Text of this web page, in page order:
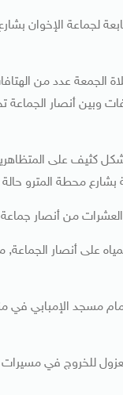
لجماعة الإخوان
الجمعة عدد من
وبين أنصار
كثيف على
محطة المترو
من أنصار جماعة
على أنصار
مسجد الإمبابي
للخروج في